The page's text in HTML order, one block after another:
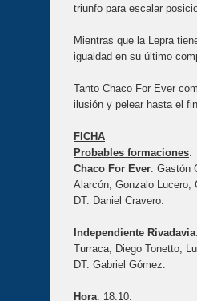
triunfo para escalar
Mientras que la Lepra
igualdad en su último
Tanto Chaco For Ever
ilusión y pelear hasta el
FICHA
Probables formaciones:
Chaco For Ever: Gastón
Alarcón, Gonzalo Lucero;
DT: Daniel Cravero.
Independiente Rivadavia
Turraca, Diego Tonetto,
DT: Gabriel Gómez.
Hora: 18:10.